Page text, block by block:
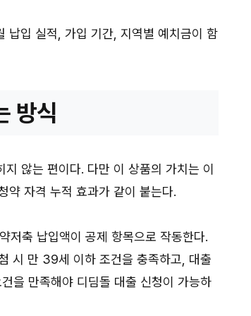
납입 실적, 가입 기간, 지역별 예치금이 함
방식
않는 편이다. 다만 이 상품의 가치는 이
약 자격 누적 효과가 같이 붙는다.
저축 납입액이 공제 항목으로 작동한다.
시 만 39세 이하 조건을 충족하고, 대출
을 만족해야 디딤돌 대출 신청이 가능하